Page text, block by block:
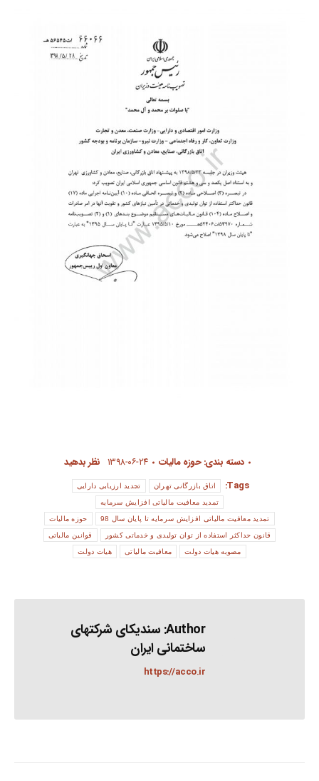
دسته بندی:حوزه مالیات ۱۳۹۸-۰۶-۲۴ نظر بدهید
Tags:
اتاق بازرگانی تهران تجدید ارزیابی دارایی
تمدید معافیت مالیاتی افزایش سرمایه
تمدید معافیت مالیاتی افزایش سرمایه تا پایان سال 98 حوزه مالیات
قانون حداکثر استفاده از توان تولیدی و خدماتی کشور قوانین مالیاتی
مصوبه هیات دولت معافیت مالیاتی هیات دولت
Author: سندیکای شرکتهای
ساختمانی ایران
https://acco.ir